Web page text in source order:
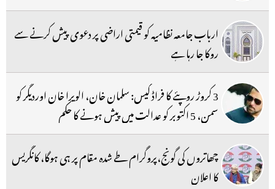
ارباب جامعہ نظامیہ کو قیمتی اراضی پر دعوی پیش کرنے سے
روکا جا رہا ہے
3 کروڑ روپئے کا فراڈ کیس: سلمان خان، الویرا خان اوردیگر کو
سمن، 5 اکتوبر کو عدالت میں پیش ہونے کا حکم
چھاتروں کی گونج،پروگرام طے شدہ مقام پر ہی ہوگا، کانگریس
کا اعلان